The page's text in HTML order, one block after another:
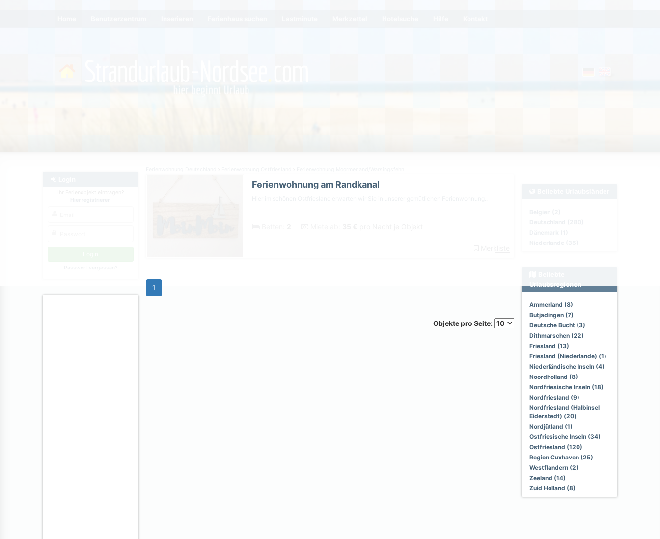
Ferienwohnung am Randkanal
1
Objekte pro Seite:
Urlaubsregionen
Ammerland (8)
Butjadingen (7)
Deutsche Bucht (3)
Dithmarschen (22)
Friesland (13)
Friesland (Niederlande) (1)
Niederländische Inseln (4)
Noordholland (8)
Nordfriesische Inseln (18)
Nordfriesland (9)
Nordfriesland (Halbinsel
Eiderstedt) (20)
Nordjütland (1)
Ostfriesische Inseln (34)
Ostfriesland (120)
Region Cuxhaven (25)
Westflandern (2)
Zeeland (14)
Zuid Holland (8)